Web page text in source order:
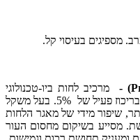
מספיגים בעיסוי קל.
-
מרכיב לחות ביו-טכנולוגי
נקי, תואם למרכיב הלחות הטבעי בעור, בריכוז פעיל של 5%. בעל משקל
שיפור מידי של מאגר הלחות
מסייע בשיקום מחסום העור